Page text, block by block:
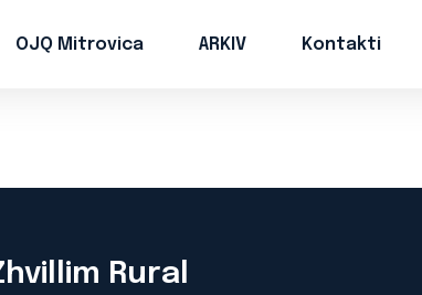
OJQ Mitrovica ARKIV Kontakti
Rural